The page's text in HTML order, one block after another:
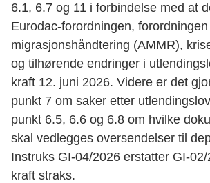
6.1, 6.7 og 11 i forbindelse med at
Eurodac-forordningen,
migrasjonshåndtering (AMMR),
og tilhørende endringer i
kraft 12. juni 2026. Videre er det
punkt 7 om saker etter
punkt 6.5, 6.6 og 6.8 om hvilke
skal vedlegges oversendelser til
Instruks GI-04/2026 erstatter GI-
kraft straks.